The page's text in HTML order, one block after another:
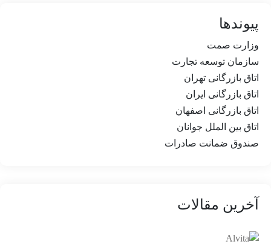
پیوندها
وزارت صمت
سازمان توسعه تجارت
اتاق بازرگانی تهران
اتاق بازرگانی ایران
اتاق بازرگانی اصفهان
اتاق بین الملل جوانان
صندوق ضمانت صادرات
آخرین مقالات